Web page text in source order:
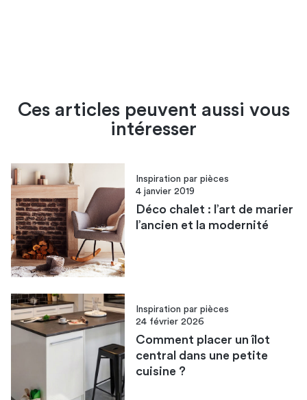
Ces articles peuvent aussi vous
intéresser
Inspiration par pièces
4 janvier 2019
Déco chalet : l’art de marier
l’ancien et la modernité
Inspiration par pièces
24 février 2026
Comment placer un îlot
central dans une petite
cuisine​ ?